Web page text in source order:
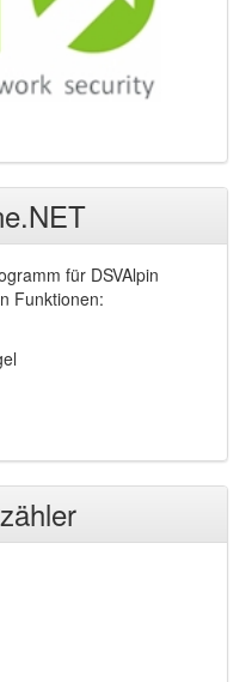
für DSVAlpin
Funktionen: